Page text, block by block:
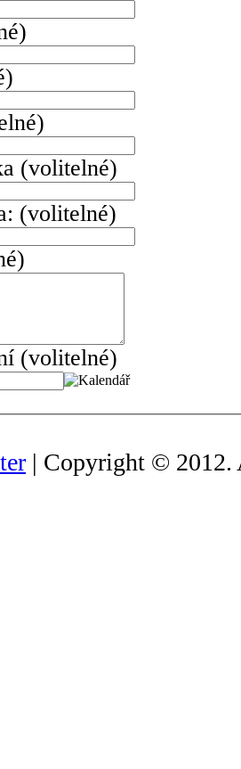
(volitelné)
(volitelné)
(volitelné)
| Copyright © 2012.